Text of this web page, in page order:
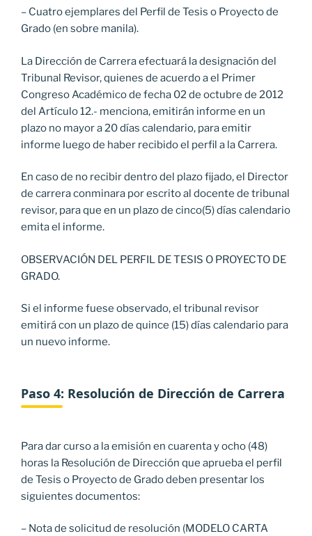
– Cuatro ejemplares del Perfil de Tesis o Proyecto de
Grado (en sobre manila).
La Dirección de Carrera efectuará la designación del
Tribunal Revisor, quienes de acuerdo a el Primer
Congreso Académico de fecha 02 de octubre de 2012
del Artículo 12.- menciona, emitirán informe en un
plazo no mayor a 20 días calendario, para emitir
informe luego de haber recibido el perfil a la Carrera.
En caso de no recibir dentro del plazo fijado, el Director
de carrera conminara por escrito al docente de tribunal
revisor, para que en un plazo de cinco(5) días calendario
emita el informe.
OBSERVACIÓN DEL PERFIL DE TESIS O PROYECTO DE
GRADO.
Si el informe fuese observado, el tribunal revisor
emitirá con un plazo de quince (15) días calendario para
un nuevo informe.
Paso 4: Resolución de Dirección de Carrera
Para dar curso a la emisión en cuarenta y ocho (48)
horas la Resolución de Dirección que aprueba el perfil
de Tesis o Proyecto de Grado deben presentar los
siguientes documentos:
– Nota de solicitud de resolución (MODELO CARTA